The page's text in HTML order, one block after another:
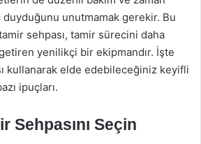
unutmamak gerekir. Bu
sehpası, tamir sürecini daha
yenilikçi bir ekipmandır. İşte
kullanarak elde edebileceğiniz keyifli
ipuçları.
Sehpasını Seçin